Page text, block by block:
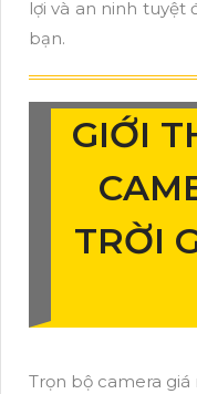
lợi và an ninh tuyệt
bạn.
GIỚI
TRỜI
Trọn bộ camera